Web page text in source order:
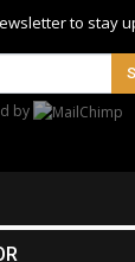
to stay
by